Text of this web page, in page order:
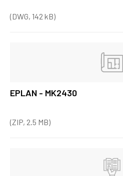
(DWG, 142 kB)
EPLAN - MK2430
(ZIP, 2.5 MB)